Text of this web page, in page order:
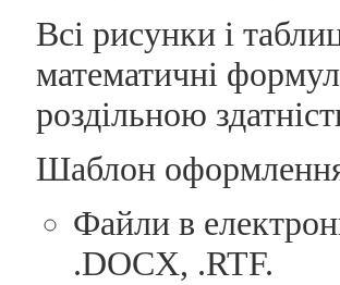
Всі рисунки і
математичні
роздільною
Шаблон оформлення
Файли в
.DOCX, .RTF.